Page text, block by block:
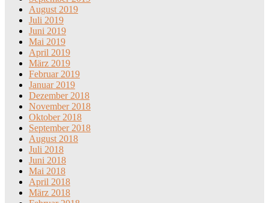
August 2019
Juli 2019
Juni 2019
Mai 2019
April 2019
März 2019
Februar 2019
Januar 2019
Dezember 2018
November 2018
Oktober 2018
September 2018
August 2018
Juli 2018
Juni 2018
Mai 2018
April 2018
März 2018